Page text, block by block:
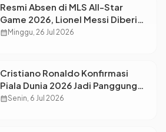
Resmi Absen di MLS All-Star
Game 2026, Lionel Messi Diberi
Dispensasi Khusus Usai Final Piala
calendar_month Minggu, 26 Jul 2026
Cristiano Ronaldo Konfirmasi
Piala Dunia 2026 Jadi Panggung
Terakhirnya, Portugal Siap All-
calendar_monthSenin, 6 Jul 2026